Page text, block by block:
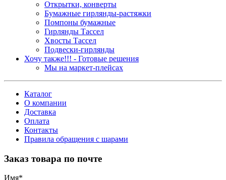
Открытки, конверты
Бумажные гирлянды-растяжки
Помпоны бумажные
Гирлянды Тассел
Хвосты Тассел
Подвески-гирлянды
Хочу также!!! - Готовые решения
Мы на маркет-плейсах
Каталог
О компании
Доставка
Оплата
Контакты
Правила обращения с шарами
Заказ товара по почте
Имя*